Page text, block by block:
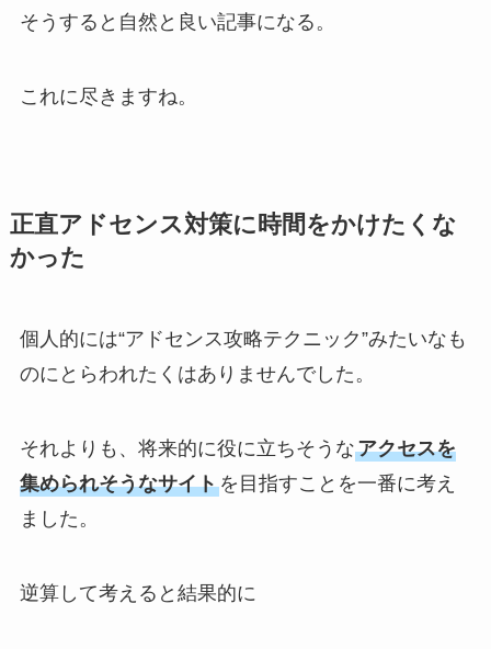
そうすると自然と良い記事になる。
これに尽きますね。
正直アドセンス対策に時間をかけたくな
かった
個人的には“アドセンス攻略テクニック”みたいなも
のにとらわれたくはありませんでした。
それよりも、将来的に役に立ちそうなアクセスを
集められそうなサイトを目指すことを一番に考え
ました。
逆算して考えると結果的に